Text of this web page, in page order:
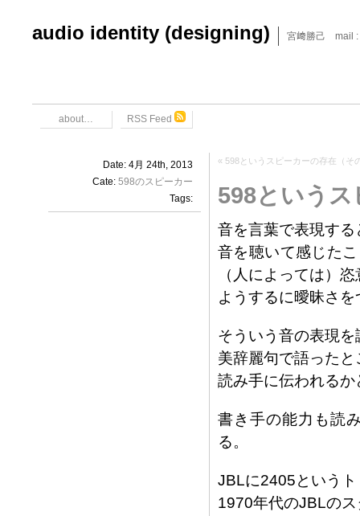
audio identity (designing) 宮﨑勝己 mail :
about… RSS Feed
Date: 4月 24th, 2013
Cate: 598のスピーカー
Tags:
« 598というスピーカーの存在（そ
598という
音を言葉で表現す
音を聴いて感じた
（人によっては）
ようするに曖昧さ
そういう音の表現
美辞麗句で語った
読み手に伝われる
書き手の能力も読
る。
JBLに2405という
1970年代のJBLの